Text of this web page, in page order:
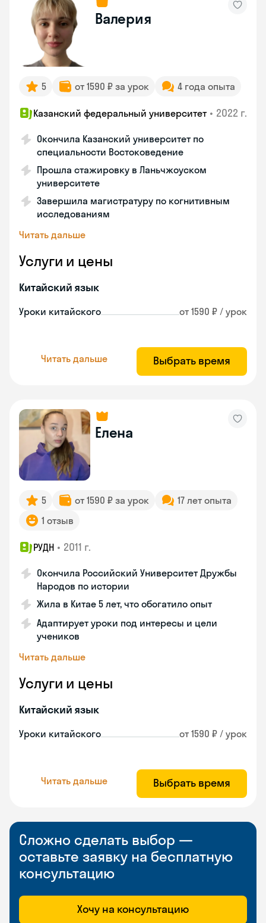
Валерия
5 от 1590 ₽ за урок 4 года опыта
Казанский федеральный университет • 2022 г.
Окончила Казанский университет по
специальности Востоковедение
Прошла стажировку в Ланьчжоуском
университете
Завершила магистратуру по когнитивным
исследованиям
Читать дальше
Услуги и цены
Китайский язык
Уроки китайского от 1590 ₽ / урок
Читать дальше Выбрать время
Елена
5 от 1590 ₽ за урок
17 лет опыта
1 отзыв
РУДН • 2011 г.
Окончила Российский Университет Дружбы
Народов по истории
Жила в Китае 5 лет, что обогатило опыт
Адаптирует уроки под интересы и цели
учеников
Читать дальше
Услуги и цены
Китайский язык
Уроки китайского от 1590 ₽ / урок
Читать дальше Выбрать время
Сложно сделать выбор —
оставьте заявку на бесплатную
консультацию
Хочу на консультацию